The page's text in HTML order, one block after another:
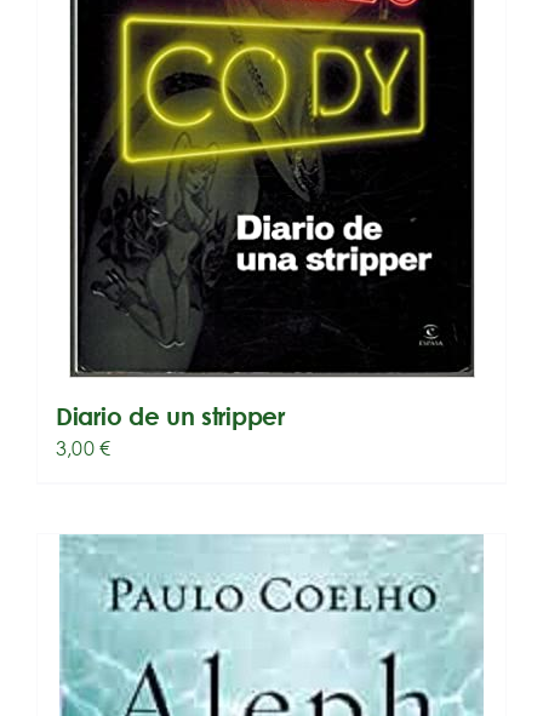
Diario de un stripper
3,00€